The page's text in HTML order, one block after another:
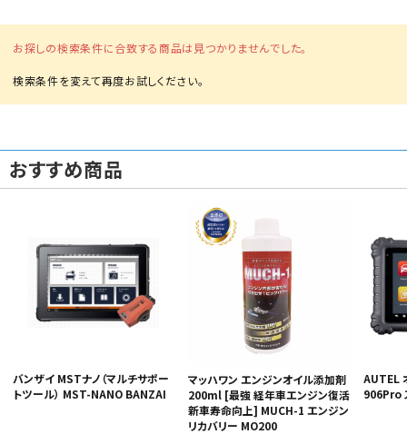
お探しの検索条件に合致する商品は見つかりませんでした。
おすすめ商品
バンザイ MSTナノ（マルチサポー
トツール） MST-NANO BANZAI
マッハワン エンジンオイル添加剤
200ml [最強 経年車エンジン復活
新車寿命向上] MUCH-1 エンジン
リカバリー MO200
AUTEL
906Pro